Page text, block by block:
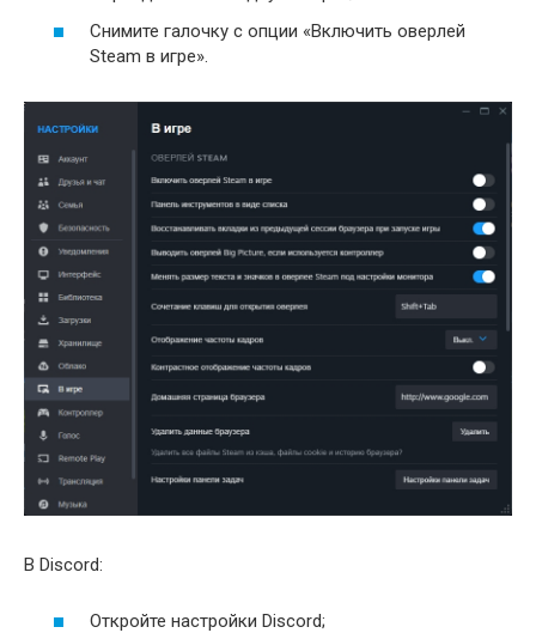
Снимите галочку с опции «Включить оверлей
Steam в игре».
В Discord:
Откройте настройки Discord;